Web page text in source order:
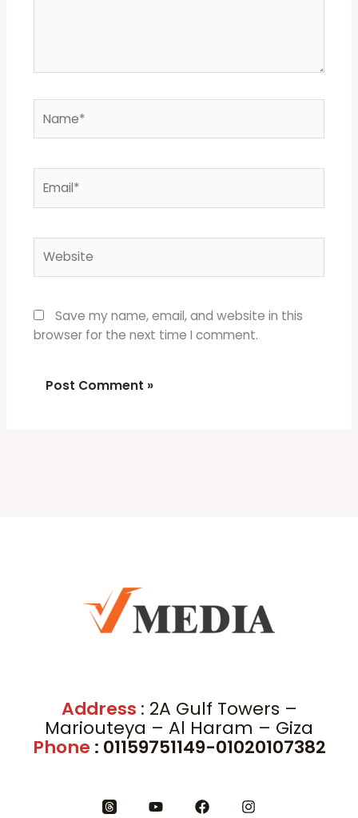
Save my name, email, and website in this
browser for the next time I comment.
Address : 2A Gulf Towers –
Mariouteya – Al Haram – Giza
Phone : 01159751149-01020107382